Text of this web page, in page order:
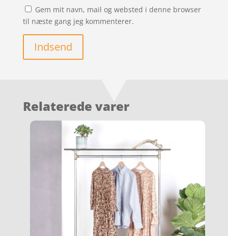
Gem mit navn, mail og websted i denne browser
til næste gang jeg kommenterer.
Indsend
Relaterede varer